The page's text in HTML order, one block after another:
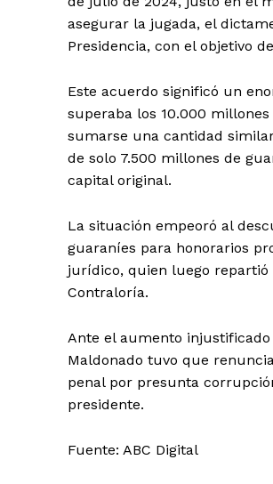
asegurar la jugada, el
Presidencia, con el objetivo
Este acuerdo significó un
superaba los 10.000
sumarse una cantidad
de solo 7.500 millones de
capital original.
La situación empeoró al
guaraníes para honorarios
jurídico, quien luego
Contraloría.
Ante el aumento
Maldonado tuvo que
penal por presunta
presidente.
Fuente: ABC Digital